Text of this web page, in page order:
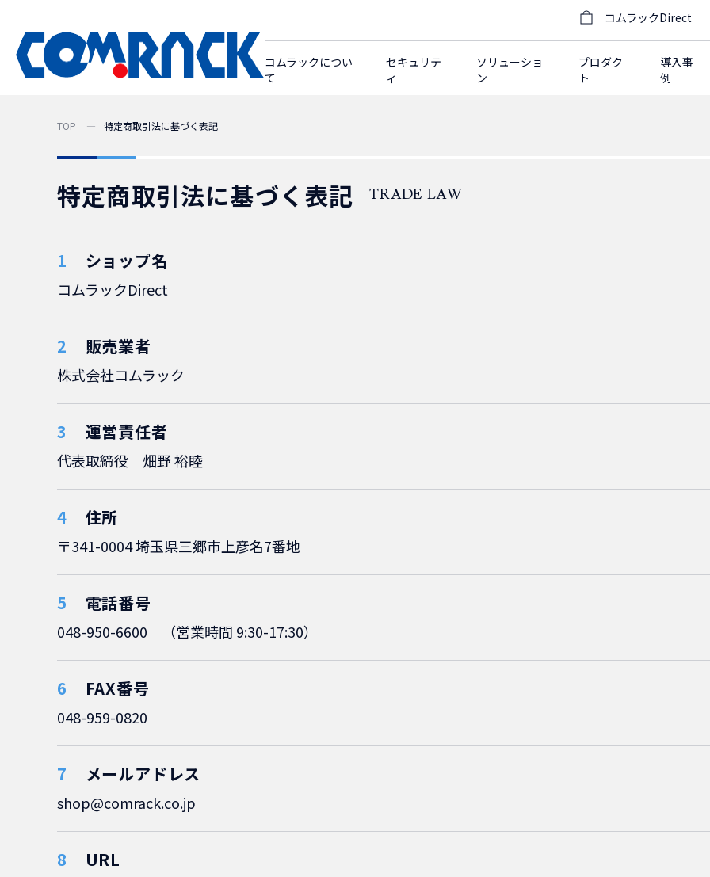
コムラックDirect
コムラックについ
て
セキュリテ
ィ
ソリューショ
ン
プロダク
ト
導入事
例
TOP 特定商取引法に基づく表記
特定商取引法に基づく表記 TRADE LAW
ショップ名
コムラックDirect
販売業者
株式会社コムラック
運営責任者
代表取締役 畑野 裕睦
住所
〒341-0004 埼玉県三郷市上彦名7番地
電話番号
048-950-6600 （営業時間 9:30-17:30）
FAX番号
048-959-0820
メールアドレス
shop@comrack.co.jp
URL